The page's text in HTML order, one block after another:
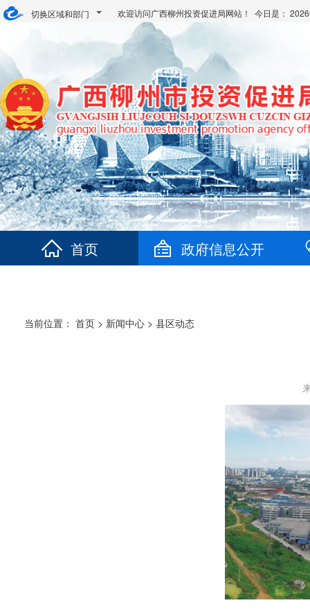
切换区域和部门 欢迎访问广西柳州投资促进局网站！ 今日是：
首页 政府信息公开
当前位置： 首页 > 新闻中心 > 县区动态